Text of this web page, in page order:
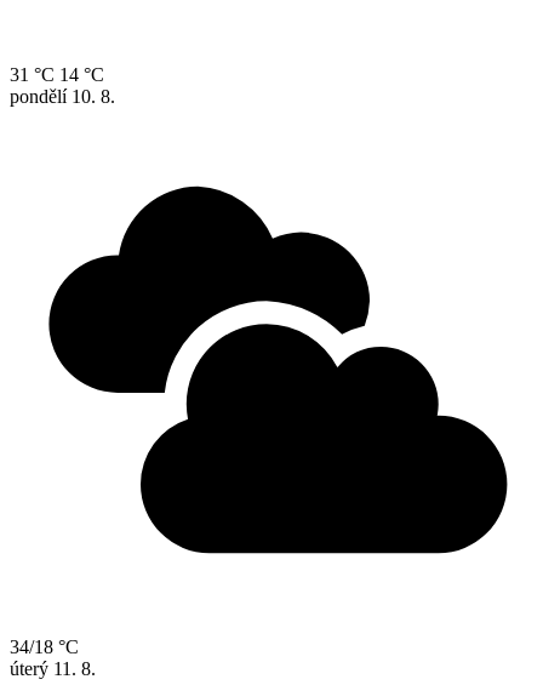
31 °C 14 °C
pondělí 10. 8.
34/18 °C
úterý 11. 8.